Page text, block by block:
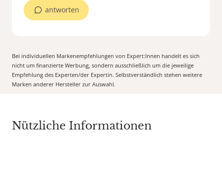
antworten
Bei individuellen Markenempfehlungen von Expert:Innen handelt es sich
nicht um finanzierte Werbung, sondern ausschließlich um die jeweilige
Empfehlung des Experten/der Expertin. Selbstverständlich stehen weitere
Marken anderer Hersteller zur Auswahl.
Nützliche Informationen